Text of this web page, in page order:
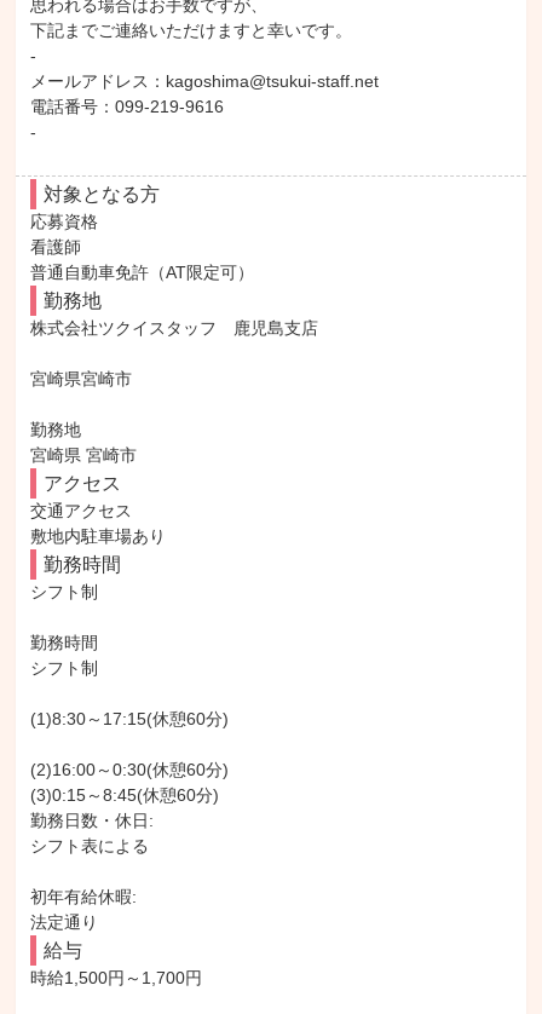
思われる場合はお手数ですが、
下記までご連絡いただけますと幸いです。
-
メールアドレス：kagoshima@tsukui-staff.net
電話番号：099-219-9616
-
対象となる方
応募資格
看護師
普通自動車免許（AT限定可）
勤務地
株式会社ツクイスタッフ　鹿児島支店
宮崎県宮崎市
勤務地
宮崎県 宮崎市
アクセス
交通アクセス
敷地内駐車場あり
勤務時間
シフト制
勤務時間
シフト制
(1)8:30～17:15(休憩60分)
(2)16:00～0:30(休憩60分)
(3)0:15～8:45(休憩60分)
勤務日数・休日:
シフト表による
初年有給休暇:
法定通り
給与
時給1,500円～1,700円